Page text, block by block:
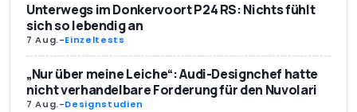
Unterwegs im Donkervoort P24 RS: Nichts fühlt
sich so lebendig an
7 Aug.-Einzeltests
„Nur über meine Leiche“: Audi-Designchef hatte
nicht verhandelbare Forderung für den Nuvolari
7 Aug.-Designstudien